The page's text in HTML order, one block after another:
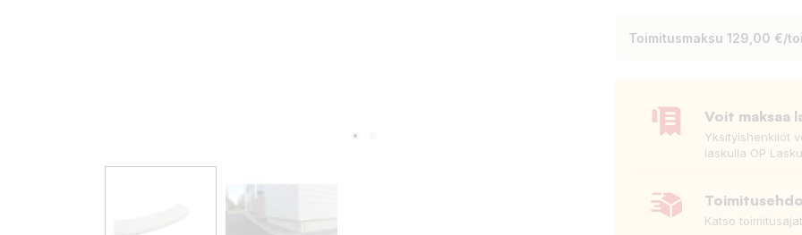
Toimitusmaksu 129,00 €/
Voit maksaa
Yksityishenkilöt
laskulla OP
Katso